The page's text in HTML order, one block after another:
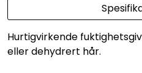
Hurtigvirkende
eller dehydrert hår.